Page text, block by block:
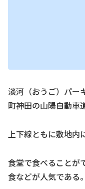
淡河（おうご）パー
町神田の山陽自動車
上下線ともに敷地内
食堂で食べることが
食などが人気である。